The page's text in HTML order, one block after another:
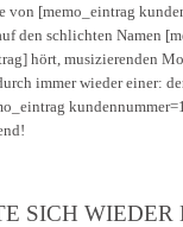
von [memo_eintrag
den schlichten Namen
hört, musizierenden
immer wieder einer:
SICH